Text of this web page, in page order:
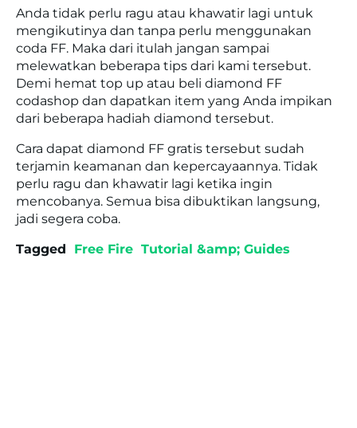
Anda tidak perlu ragu atau khawatir lagi untuk
mengikutinya dan tanpa perlu menggunakan
coda FF. Maka dari itulah jangan sampai
melewatkan beberapa tips dari kami tersebut.
Demi hemat top up atau beli diamond FF
codashop dan dapatkan item yang Anda impikan
dari beberapa hadiah diamond tersebut.
Cara dapat diamond FF gratis tersebut sudah
terjamin keamanan dan kepercayaannya. Tidak
perlu ragu dan khawatir lagi ketika ingin
mencobanya. Semua bisa dibuktikan langsung,
jadi segera coba.
Tagged
Free Fire Tutorial &amp; Guides